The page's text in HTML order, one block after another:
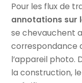
Pour les flux de
annotations sur
se chevauchent
correspondance
l’appareil photo.
la construction,